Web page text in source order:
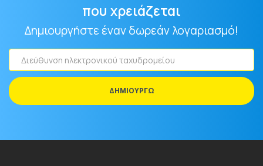
που χρειάζεται
Δημιουργήστε έναν δωρεάν λογαριασμό!
Διεύθυνση
ηλεκτρονικού
ταχυδρομείου
ΔΗΜΙΟΥΡΓΏ